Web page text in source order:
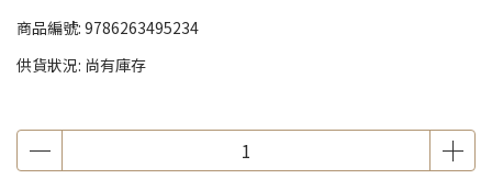
商品編號: 9786263495234
供貨狀況: 尚有庫存